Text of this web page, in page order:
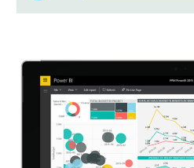
vídeo